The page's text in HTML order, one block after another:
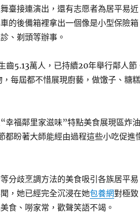
臺接連演出，還有志愿者為居平易近
的後備箱裡拿出一個像是小型保險箱
、剃頭等辦事。
齒5.13萬人，已持續20年舉行鄰人節
每屆都不惜展現廚藝，做馓子、糖糕
幸福鄰里家滋味”特點美食展現區炸油
都盼著大師能經由過程這些小吃促進
分歧烹調方法的美食吸引各族居平易
，她已經完全沉浸在她包養網對極致
食、嘮家常，歡聲笑語不竭。